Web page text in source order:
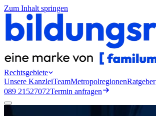
Zum Inhalt springen
Rechtsgebiete
Unsere KanzleiTeamMetropolregionenRatgeber
089 21527072Termin anfragen